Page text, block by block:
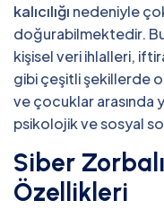
kalıcılığı nedeniyle
doğurabilmektedir.
kişisel veri ihlalleri,
gibi çeşitli şekillerde
ve çocuklar arasında
psikolojik ve sosyal
Siber
Özellikleri